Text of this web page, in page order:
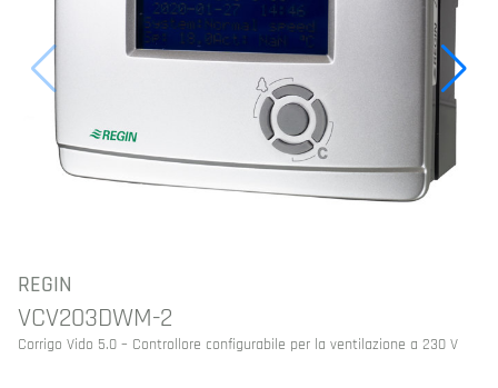
REGIN
VCV203DWM-2
Corrigo Vido 5.0 – Controllore configurabile per la ventilazione a 230 V